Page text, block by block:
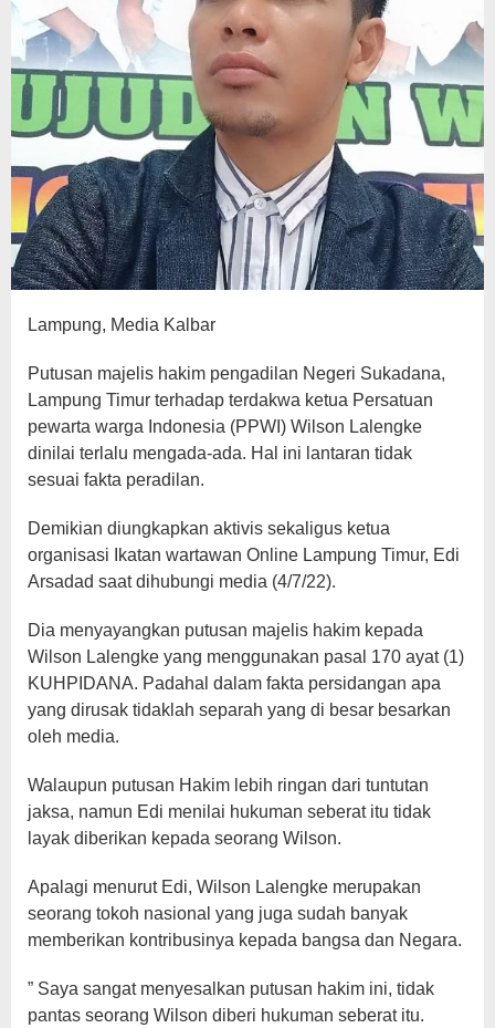
Lampung, Media Kalbar
Putusan majelis hakim pengadilan Negeri Sukadana,
Lampung Timur terhadap terdakwa ketua Persatuan
pewarta warga Indonesia (PPWI) Wilson Lalengke
dinilai terlalu mengada-ada. Hal ini lantaran tidak
sesuai fakta peradilan.
Demikian diungkapkan aktivis sekaligus ketua
organisasi Ikatan wartawan Online Lampung Timur, Edi
Arsadad saat dihubungi media (4/7/22).
Dia menyayangkan putusan majelis hakim kepada
Wilson Lalengke yang menggunakan pasal 170 ayat (1)
KUHPIDANA. Padahal dalam fakta persidangan apa
yang dirusak tidaklah separah yang di besar besarkan
oleh media.
Walaupun putusan Hakim lebih ringan dari tuntutan
jaksa, namun Edi menilai hukuman seberat itu tidak
layak diberikan kepada seorang Wilson.
Apalagi menurut Edi, Wilson Lalengke merupakan
seorang tokoh nasional yang juga sudah banyak
memberikan kontribusinya kepada bangsa dan Negara.
” Saya sangat menyesalkan putusan hakim ini, tidak
pantas seorang Wilson diberi hukuman seberat itu.